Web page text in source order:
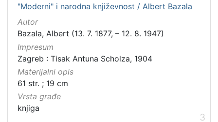
"Moderni" i narodna književnost / Albert Bazala
Autor
Bazala, Albert (13. 7. 1877, – 12. 8. 1947)
Impresum
Zagreb : Tisak Antuna Scholza, 1904
Materijalni opis
61 str. ; 19 cm
Vrsta građe
knjiga
3